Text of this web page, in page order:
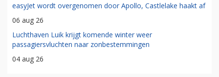
easyJet wordt overgenomen door Apollo, Castlelake haakt af
06 aug 26
Luchthaven Luik krijgt komende winter weer
passagiersvluchten naar zonbestemmingen
04 aug 26